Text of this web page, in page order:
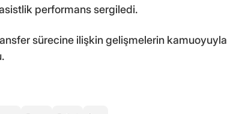
performans sergiledi.
sürecine ilişkin gelişmelerin kamuoyuyla